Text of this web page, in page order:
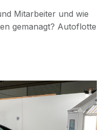
Mitarbeiter und wie
gemanagt? Autoflotte